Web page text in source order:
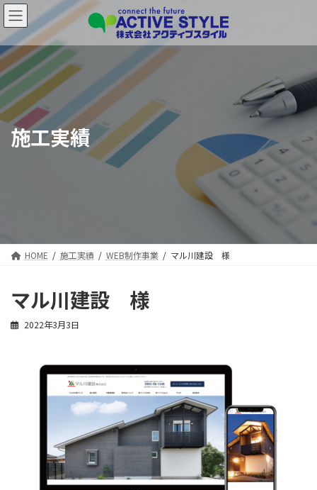
コ
ン
テ
ン
ツ
へ
ス
キ
ッ
ナ
ビ
ゲ
ー
シ
ョ
ン
に
移
施工実績
HOME 施工実績 WEB制作事業 マル川建設 様
マル川建設 様
2022年3月3日